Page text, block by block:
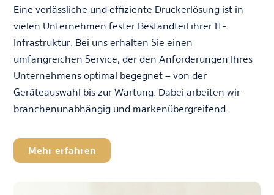
Eine verlässliche und effiziente Druckerlösung ist in
vielen Unternehmen fester Bestandteil ihrer IT-
Infrastruktur. Bei uns erhalten Sie einen
umfangreichen Service, der den Anforderungen Ihres
Unternehmens optimal begegnet – von der
Geräteauswahl bis zur Wartung. Dabei arbeiten wir
branchenunabhängig und markenübergreifend.
Mehr erfahren